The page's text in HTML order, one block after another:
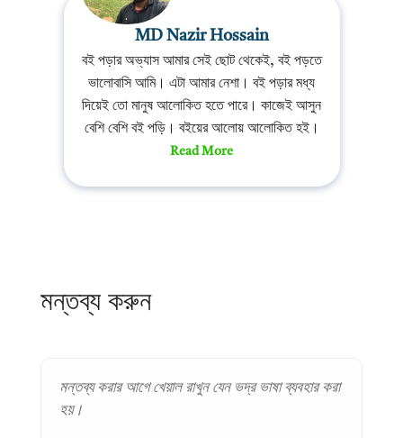
MD Nazir Hossain
বই পড়ার অভ্যাস আমার সেই ছোট থেকেই, বই পড়তে
ভালোবাসি আমি। এটা আমার নেশা। বই পড়ার মধ্য
দিয়েই তো মানুষ আলোকিত হতে পারে। কাজেই আসুন
বেশি বেশি বই পড়ি। বইয়ের আলোয় আলোকিত হই।
Read More
মন্তব্য করুন
মন্তব্য করার আগে খেয়াল রাখুন যেন ভদ্র ভাষা ব্যবহার করা
হয়।